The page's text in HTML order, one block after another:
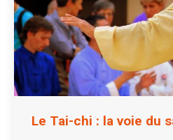
Le Tai-chi : la voie du